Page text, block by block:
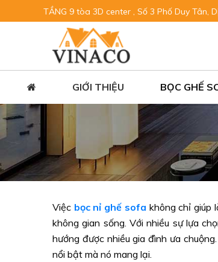
TẦNG 9 tòa 3D center , Số 3 Phố Duy Tân,
GIỚI THIỆU BỌC GHẾ
Việc bọc nỉ ghế sofa không chỉ giúp
không gian sống. Với nhiều sự lựa
hướng được nhiều gia đình ưa
nổi bật mà nó mang lại.